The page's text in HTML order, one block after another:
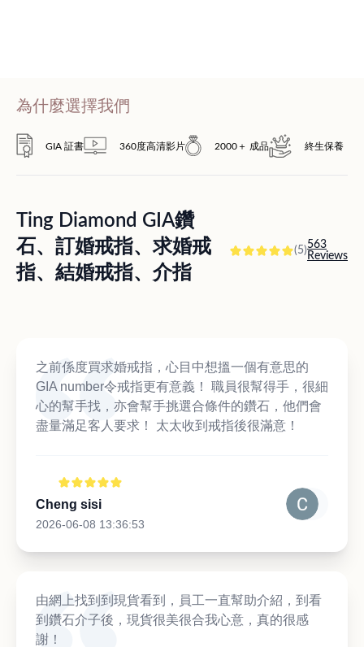
為什麼選擇我們
GIA 証書 360度高清影片 2000＋ 成品 終生保養
Ting Diamond GIA鑽
石、訂婚戒指、求婚戒
指、結婚戒指、介指
(5)563
Reviews
之前係度買求婚戒指，心目中想搵一個有意思的
GIA number令戒指更有意義！ 職員很幫得手，很細
心的幫手找，亦會幫手挑選合條件的鑽石，他們會
盡量滿足客人要求！ 太太收到戒指後很滿意！
Cheng sisi
2026-06-08 13:36:53
由網上找到到現貨看到，員工一直幫助介紹，到看
到鑽石介子後，現貨很美很合我心意，真的很感
謝！